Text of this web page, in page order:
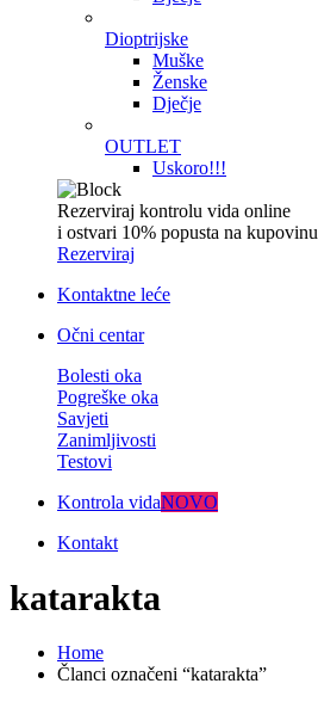
Dioptrijske
Muške
Ženske
Dječje
OUTLET
Uskoro!!!
Rezerviraj kontrolu vida online
i ostvari 10% popusta na kupovinu
Rezerviraj
Kontaktne leće
Očni centar
Bolesti oka
Pogreške oka
Savjeti
Zanimljivosti
Testovi
Kontrola vidaNOVO
Kontakt
katarakta
Home
Članci označeni “katarakta”